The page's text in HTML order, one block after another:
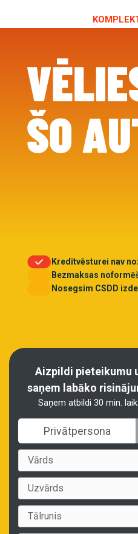
Aizpildi pieteikumu
saņem labāko
Saņem atbildi 30 min.
Privātpersona
Kredītvēsturei nav
Bezmaksas
Nosegsim CSDD